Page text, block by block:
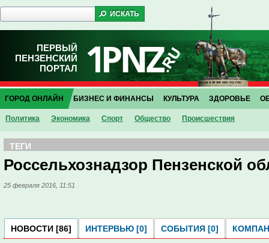
ПЕРВЫЙ
ПЕНЗЕНСКИЙ
ПОРТАЛ
ГОРОД ОНЛАЙН
Политика Экономика Спорт Общество Проиcшествия
БИЗНЕС И ФИНАНСЫ КУЛЬТУРА ЗДОРОВЬЕ
ТЕГИ
Россельхознадзор Пензенской
25 февраля 2016, 11:51
НОВОСТИ [86] ИНТЕРВЬЮ [0] СОБЫТИЯ [0]